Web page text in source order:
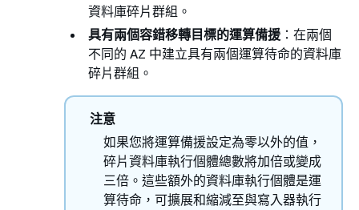
資料庫碎片群組。
具有兩個容錯移轉目標的運算備援 ：在兩個
不同的 AZ 中建立具有兩個運算待命的資料庫
碎片群組。
注意
如果您將運算備援設定為零以外的值，
碎片資料庫執行個體總數將加倍或變成
三倍。這些額外的資料庫執行個體是運
算待命，可擴展和縮減至與寫入器執行